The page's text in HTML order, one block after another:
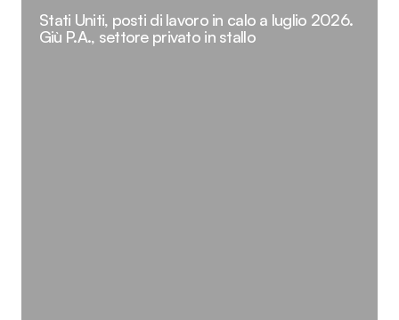
Stati Uniti, posti di lavoro in calo a luglio 2026.
Giù P.A., settore privato in stallo